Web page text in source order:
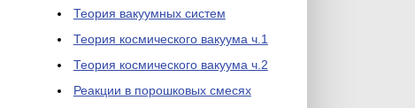
Теория вакуумных систем
Теория космического вакуума ч.1
Теория космического вакуума ч.2
Реакции в порошковых смесях